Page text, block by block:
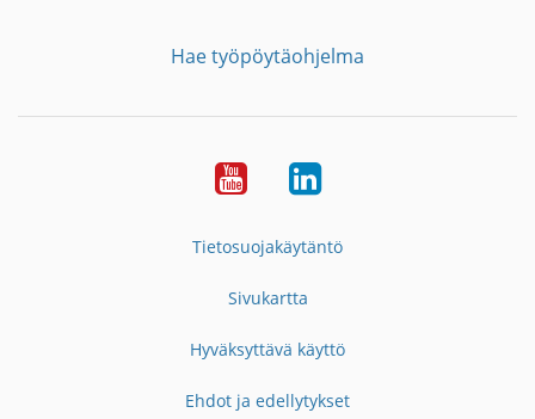
Hae työpöytäohjelma
YouTubeLinkedIn
Tietosuojakäytäntö
Sivukartta
Hyväksyttävä käyttö
Ehdot ja edellytykset